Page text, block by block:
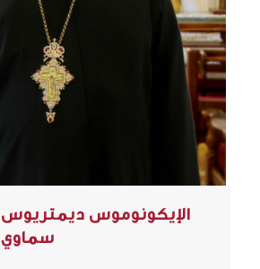
الإيكونوموس ديمتريوس
سماوي